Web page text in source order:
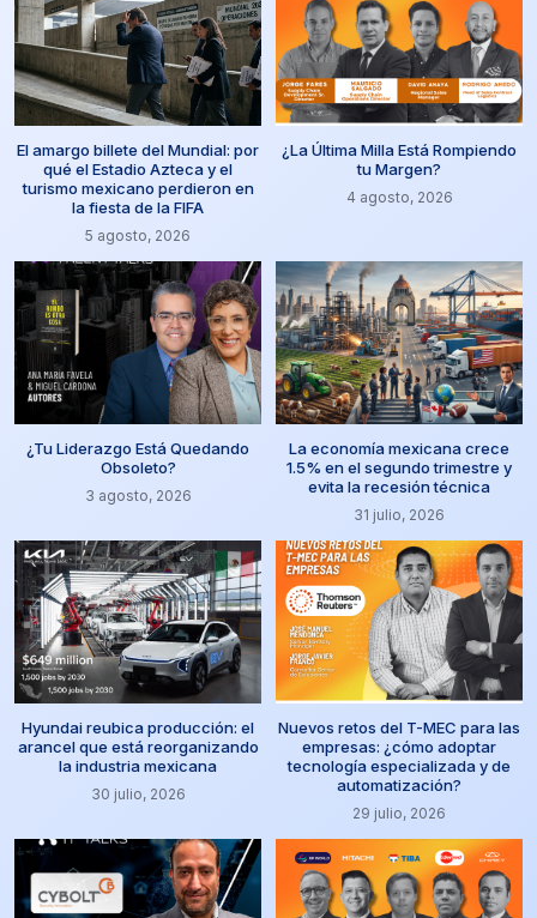
El amargo billete del Mundial: por
qué el Estadio Azteca y el
turismo mexicano perdieron en
la fiesta de la FIFA
5 agosto, 2026
¿La Última Milla Está Rompiendo
tu Margen?
4 agosto, 2026
¿Tu Liderazgo Está Quedando
Obsoleto?
3 agosto, 2026
La economía mexicana crece
1.5% en el segundo trimestre y
evita la recesión técnica
31 julio, 2026
Hyundai reubica producción: el
arancel que está reorganizando
la industria mexicana
30 julio, 2026
Nuevos retos del T-MEC para las
empresas: ¿cómo adoptar
tecnología especializada y de
automatización?
29 julio, 2026